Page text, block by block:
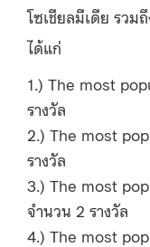
โซเชียลมีเดีย รวม
ได้แก่
1.) The most
รางวัล
2.) The most
รางวัล
3.) The most
จำนวน 2 รางวัล
4.) The most